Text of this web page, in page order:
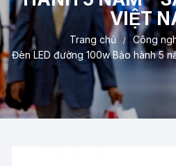
VIỆT
Trang chủ
Công
Đèn LED đường 100w Bảo hành 5